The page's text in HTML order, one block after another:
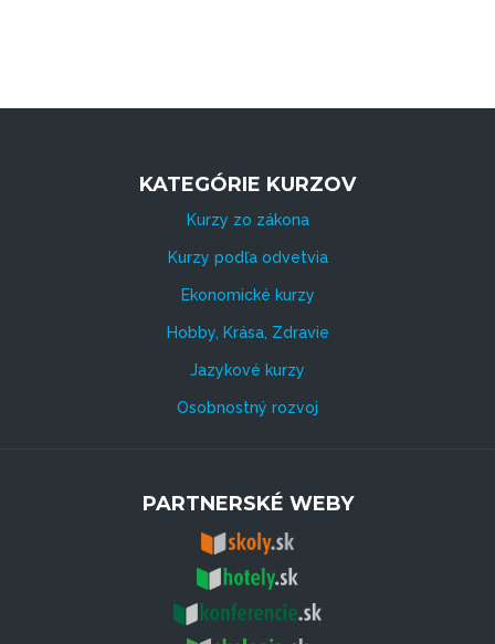
KATEGÓRIE KURZOV
Kurzy zo zákona
Kurzy podľa odvetvia
Ekonomické kurzy
Hobby, Krása, Zdravie
Jazykové kurzy
Osobnostný rozvoj
PARTNERSKÉ WEBY